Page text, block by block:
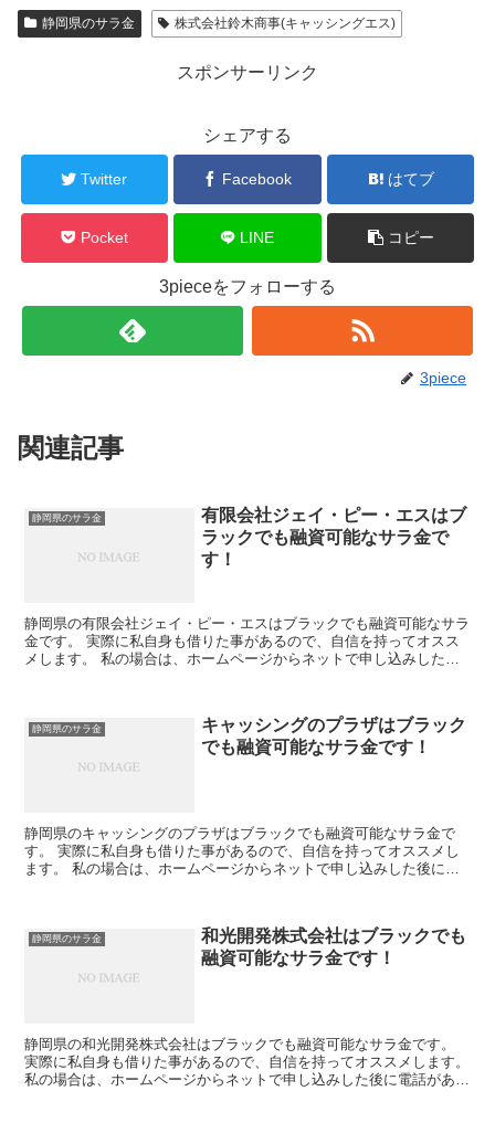
静岡県のサラ金 株式会社鈴木商事(キャッシングエス)
スポンサーリンク
シェアする
Twitter Facebook はてブ
Pocket LINE コピー
3pieceをフォローする
3piece
関連記事
静岡県のサラ金
有限会社ジェイ・ピー・エスはブ
ラックでも融資可能なサラ金で
す！
静岡県の有限会社ジェイ・ピー・エスはブラックでも融資可能なサラ
金です。 実際に私自身も借りた事があるので、自信を持ってオスス
メします。 私の場合は、ホームページからネットで申し込みした後
静岡県のサラ金
キャッシングのプラザはブラック
でも融資可能なサラ金です！
静岡県のキャッシングのプラザはブラックでも融資可能なサラ金で
す。 実際に私自身も借りた事があるので、自信を持ってオススメし
ます。 私の場合は、ホームページからネットで申し込みした後に電
静岡県のサラ金
和光開発株式会社はブラックでも
融資可能なサラ金です！
静岡県の和光開発株式会社はブラックでも融資可能なサラ金です。
実際に私自身も借りた事があるので、自信を持ってオススメします。
私の場合は、ホームページからネットで申し込みした後に電話があ